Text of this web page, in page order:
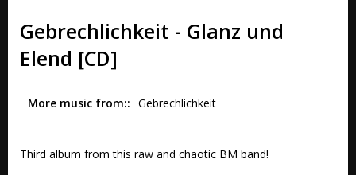
Gebrechlichkeit - Glanz und
Elend [CD]
More music from: Gebrechlichkeit
Third album from this raw and chaotic BM band!